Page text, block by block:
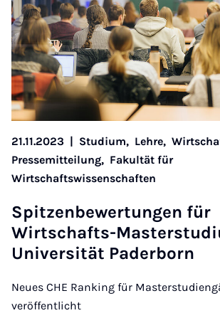
21.11.2023 | Studium, Lehre,
Pressemitteilung, Fakultät für
Wirtschaftswissenschaften
Spitzen­be­w­er­tun­gen für
Wirtschafts-
Uni­versität Pader­born
Neues CHE Ranking für
veröffentlicht